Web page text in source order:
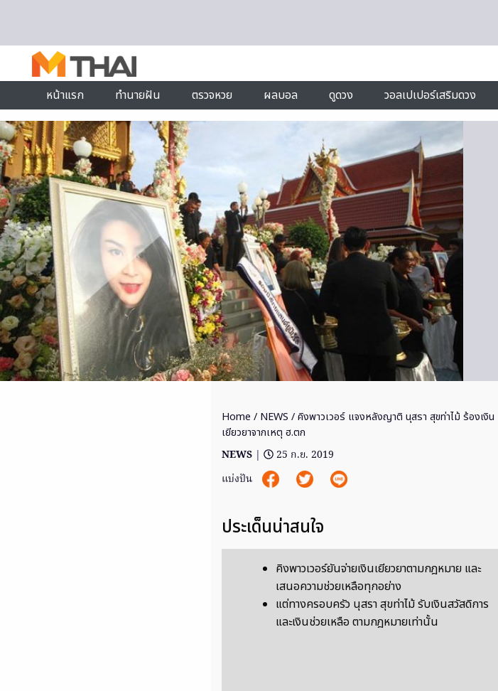
หน้าแรก
ทำนายฝัน ตรวจหวย ผลบอล ดูดวง วอลเปเปอร์เสริมดวง
Home / NEWS / คิงพาวเวอร์ แจงหลังญาติ นุสรา สุขท่าไม้ ร้องเงิน
เยียวยาจากเหตุ ฮ.ตก
NEWS |
25 ก.ย. 2019
แบ่งปัน
ประเด็นน่าสนใจ
คิงพาวเวอร์ยันจ่ายเงินเยียวยาตามกฎหมาย และ
เสนอความช่วยเหลือทุกอย่าง
แต่ทางครอบครัว นุสรา สุขท่าไม้ รับเงินสวัสดิการ
และเงินช่วยเหลือ ตามกฎหมายเท่านั้น